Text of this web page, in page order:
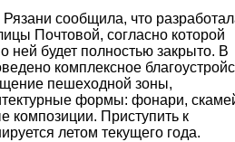
сообщила, что
Почтовой, согласно которой
ней будет полностью закрыто. В
комплексное
пешеходной зоны,
формы: фонари,
композиции. Приступить к
летом текущего года.